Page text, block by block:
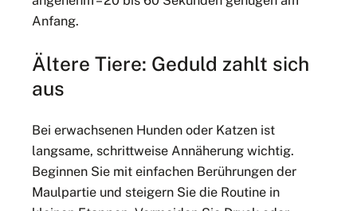
Anfang.
Ältere Tiere: Geduld zahlt sich
aus
Bei erwachsenen Hunden oder Katzen ist
langsame, schrittweise Annäherung wichtig.
Beginnen Sie mit einfachen Berührungen der
Maulpartie und steigern Sie die Routine in